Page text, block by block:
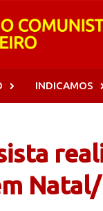
INDICAMOS